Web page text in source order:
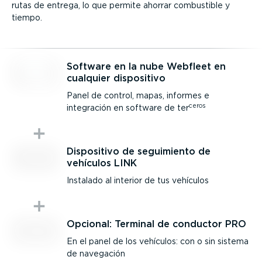
rutas de entrega, lo que permite ahorrar combustible y
tiempo.
Software en la nube Webfleet en
cualquier dispositivo
Panel de control, mapas, informes e
integración en software de terceros
Dispositivo de seguimiento de
vehículos LINK
Instalado al interior de tus vehículos
Opcional: Terminal de conductor PRO
En el panel de los vehículos: con o sin sistema
de navegación